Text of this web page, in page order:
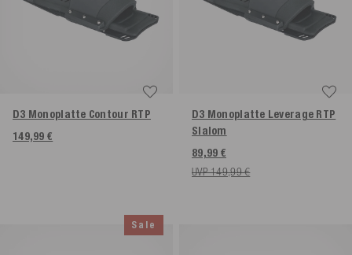
D3 Monoplatte Contour RTP
149,99 €
D3 Monoplatte Leverage RTP
Slalom
89,99 €
UVP 149,99 €
Sale